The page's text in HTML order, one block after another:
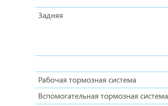
Задняя
Рабочая тормозная система
Вспомогательная тормозная система